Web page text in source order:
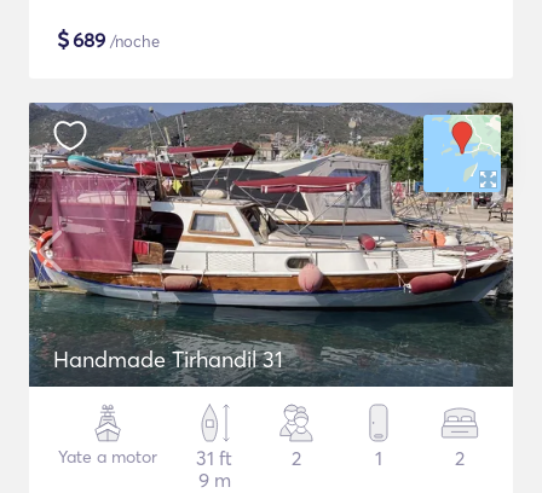
$689 /noche
Handmade Tirhandil 31
Yate a motor
31 ft
9 m
2 1 2